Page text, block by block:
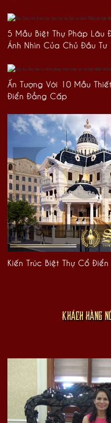
5 Mẫu Biệt Thự Pháp Lâu
Ánh Nhìn Của Chủ Đầu Tư
Ấn Tượng Với 10 Mẫu
Điển Đẳng Cấp
Kiến Trúc Biệt Thự Cổ
KHÁCH HÀNG